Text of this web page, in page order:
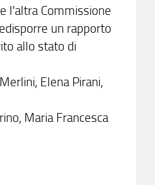
l'altra Commissione
un rapporto
allo stato di
Elena Pirani,
Maria Francesca